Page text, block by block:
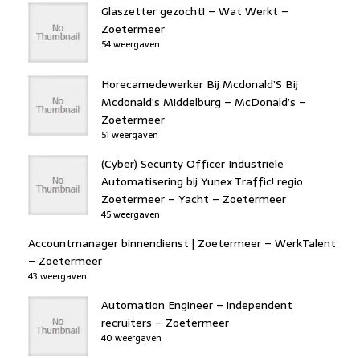
Glaszetter gezocht! – Wat Werkt –
Zoetermeer
54 weergaven
Horecamedewerker Bij Mcdonald’S Bij
Mcdonald’s Middelburg – McDonald’s –
Zoetermeer
51 weergaven
(Cyber) Security Officer Industriële
Automatisering bij Yunex Traffic! regio
Zoetermeer – Yacht – Zoetermeer
45 weergaven
Accountmanager binnendienst | Zoetermeer – WerkTalent
– Zoetermeer
43 weergaven
Automation Engineer – independent
recruiters – Zoetermeer
40 weergaven